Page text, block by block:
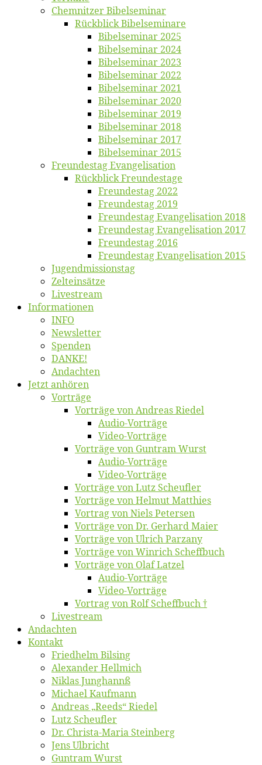
Chemnit­zer Bibelseminar
Rück­blick Bibelseminare
Bi­bel­se­mi­nar 2025
Bi­bel­se­mi­nar 2024
Bi­bel­se­mi­nar 2023
Bi­bel­se­mi­nar 2022
Bi­bel­se­mi­nar 2021
Bi­bel­se­mi­nar 2020
Bi­bel­se­mi­nar 2019
Bi­bel­se­mi­nar 2018
Bibelsemi­nar 2017
Bibelsemi­nar 2015
Freun­des­tag Evangelisation
Rück­blick Freundestage
Freun­des­tag 2022
Freun­des­tag 2019
Freun­des­tag Evan­ge­li­sa­ti­on 2018
Freun­des­tag Evan­ge­li­sa­ti­on 2017
Freun­des­tag 2016
Freun­des­tag Evan­ge­li­sa­ti­on 2015
Jugend­mis­sions­tag
Zelt­ein­sät­ze
Live­stream
Informatio­nen
INFO
News­let­ter
Spen­den
DANKE!
An­dach­ten
Jetzt an­hö­ren
Vor­trä­ge
Vor­trä­ge von An­dre­as Riedel
Au­dio-Vor­trä­ge
Vi­deo-Vor­trä­ge
Vor­trä­ge von Gun­tram Wurst
Au­dio-Vor­trä­ge
Vi­deo-Vor­trä­ge
Vor­trä­ge von Lutz Scheufler
Vor­trä­ge von Hel­mut Matthies
Vor­trag von Niels Petersen
Vor­trä­ge von Dr. Ger­hard Maier
Vor­trä­ge von Ul­rich Parzany
Vor­trä­ge von Win­rich Scheffbuch
Vor­trä­ge von Olaf Latzel
Au­dio-Vor­trä­ge
Vi­deo-Vor­trä­ge
Vor­trag von Rolf Scheffbuch †
Live­stream
An­dach­ten
Kon­takt
Fried­helm Bilsing
Alex­an­der Hellmich
Ni­klas Junghannß
Mi­cha­el Kaufmann
An­dre­as „Reeds“ Riedel
Lutz Scheuf­ler
Dr. Chris­­ta-Ma­ria Steinberg
Jens Ulb­richt
Gun­tram Wurst